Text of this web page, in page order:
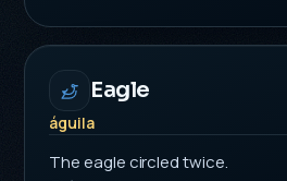
Eagle
águila
The eagle circled twice.